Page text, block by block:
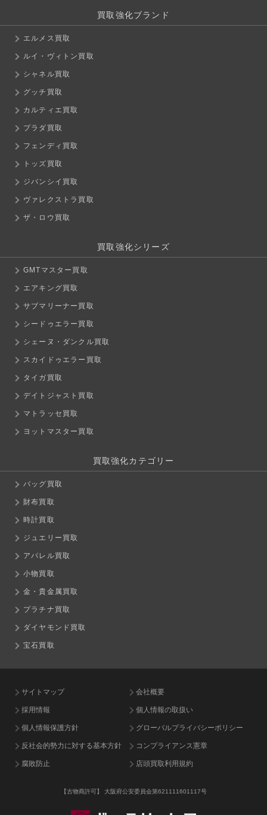
買取強化ブランド
エルメス買取
ルイ・ヴィトン買取
シャネル買取
グッチ買取
カルティエ買取
プラダ買取
フェンディ買取
トッズ買取
ジバンシイ買取
ヴァレクストラ買取
ザ・ロウ買取
買取強化シリーズ
GMTマスター買取
エアキング買取
サブマリーナー買取
シードゥエラー買取
シェーヌ・ダンクル買取
スカイドゥエラー買取
タイガ買取
デイトジャスト買取
マトラッセ買取
ヨットマスター買取
買取強化カテゴリー
バッグ買取
財布買取
時計買取
ジュエリー買取
アパレル買取
小物買取
金・貴金属買取
プラチナ買取
ダイヤモンド買取
宝石買取
サイトマップ 会社概要
採用情報 個人情報の取扱い
個人情報保護方針 グローバルプライバシーポリシー
反社会的勢力に対する基本方針 コンプライアンス憲章
腐敗防止 店頭買取利用規約
【古物商許可】 大阪府公安委員会第621111601117号